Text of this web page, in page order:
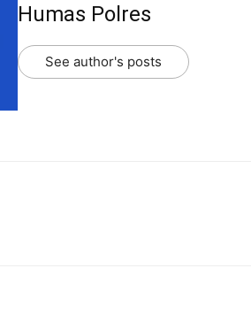
Humas Polres
See author's posts